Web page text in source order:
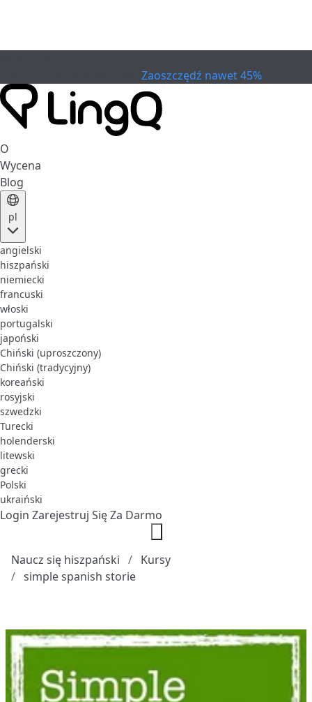
Zaoszczędź nawet 45%
O
Wycena
Blog
pl
angielski
hiszpański
niemiecki
francuski
włoski
portugalski
japoński
Chiński (uproszczony)
Chiński (tradycyjny)
koreański
rosyjski
szwedzki
Turecki
holenderski
litewski
grecki
Polski
ukraiński
Login Zarejestruj Się Za Darmo
Naucz się hiszpański
Kursy
simple spanish storie